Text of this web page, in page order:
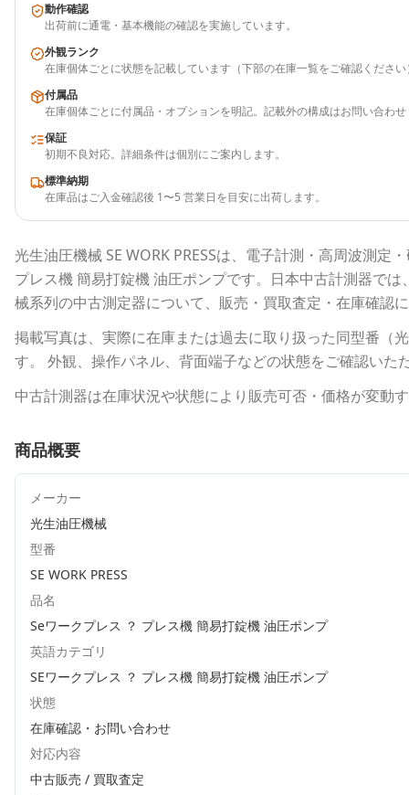
動作確認
出荷前に通電・基本機能の確認を実施しています。
外観ランク
在庫個体ごとに状態を記載しています（下部の在庫一覧をご確認ください
付属品
在庫個体ごとに付属品・オプションを明記。記載外の構成はお問い合わ
保証
初期不良対応。詳細条件は個別にご案内します。
標準納期
在庫品はご入金確認後 1〜5 営業日を目安に出荷します。
光生油圧機械 SE WORK PRESSは、電子計測・高周波測定
プレス機 簡易打錠機 油圧ポンプです。 日本中古計測器では
械系列の中古測定器について、販売・買取査定・在庫確認
掲載写真は、実際に在庫または過去に取り扱った同型番（
す。 外観、操作パネル、背面端子などの状態をご確認いた
中古計測器は在庫状況や状態により販売可否・価格が変動
商品概要
メーカー
光生油圧機械
型番
SE WORK PRESS
品名
Seワークプレス ？ プレス機 簡易打錠機 油圧ポンプ
英語カテゴリ
SEワークプレス ？ プレス機 簡易打錠機 油圧ポンプ
状態
在庫確認・お問い合わせ
対応内容
中古販売 / 買取査定